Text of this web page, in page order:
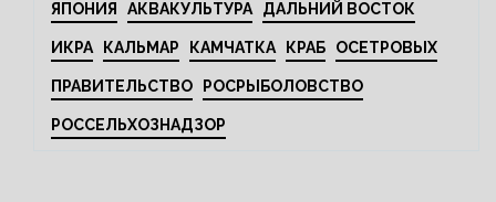
ЯПОНИЯ АКВАКУЛЬТУРА ДАЛЬНИЙ ВОСТОК
ИКРА КАЛЬМАР КАМЧАТКА КРАБ ОСЕТРОВЫХ
ПРАВИТЕЛЬСТВО РОСРЫБОЛОВСТВО
РОССЕЛЬХОЗНАДЗОР